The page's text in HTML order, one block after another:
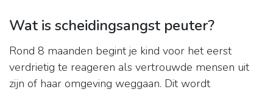
Wat is scheidingsangst peuter?
Rond 8 maanden begint je kind voor het eerst
verdrietig te reageren als vertrouwde mensen uit
zijn of haar omgeving weggaan. Dit wordt